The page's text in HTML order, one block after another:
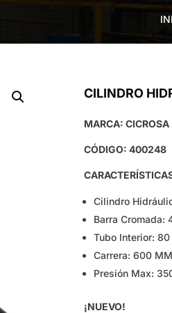
CILINDRO
MARCA: CICROSA
CÓDIGO: 400248
Cilindro
Barra Cromada:
Tubo Interior:
Carrera: 600 MM
Presión Max:
¡NUEVO!